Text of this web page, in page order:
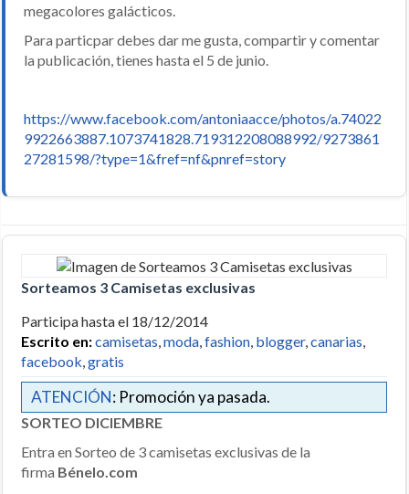
megacolores galácticos.
Para particpar debes dar me gusta, compartir y comentar
la publicación, tienes hasta el 5 de junio.
https://www.facebook.com/antoniaacce/photos/a.74022
9922663887.1073741828.719312208088992/9273861
27281598/?type=1&fref=nf&pnref=story
Sorteamos 3 Camisetas exclusivas
Participa hasta el 18/12/2014
Escrito en:camisetas,moda,fashion, blogger,canarias,
facebook,gratis
ATENCIÓN: Promoción ya pasada.
SORTEO DICIEMBRE
Entra en Sorteo de 3 camisetas exclusivas de la
firma Bénelo.com